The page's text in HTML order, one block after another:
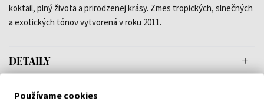
koktail, plný života a prirodzenej krásy. Zmes tropických, slnečných
a exotických tónov vytvorená v roku 2011.
DETAILY
O ZNAČKE
Používame cookies